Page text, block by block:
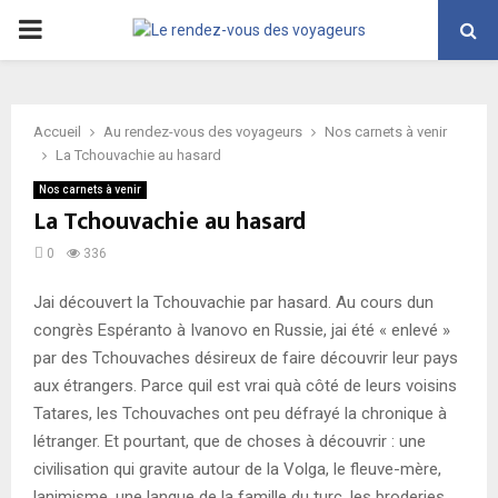
PRIMARY
Accueil Au rendez-vous des voyageurs
Nos carnets à venir
La Tchouvachie au hasard
Nos carnets à venir
La Tchouvachie au hasard
0 336
Jai découvert la Tchouvachie par hasard. Au cours dun
congrès Espéranto à Ivanovo en Russie, jai été « enlevé »
par des Tchouvaches désireux de faire découvrir leur pays
aux étrangers. Parce quil est vrai quà côté de leurs voisins
Tatares, les Tchouvaches ont peu défrayé la chronique à
létranger. Et pourtant, que de choses à découvrir : une
civilisation qui gravite autour de la Volga, le fleuve-mère,